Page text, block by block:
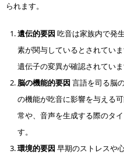
られます。
遺伝的要因 吃音は家族内で発
素が関与しているとされてい
遺伝子の変異が確認されていま
脳の機能的要因 言語を司る脳
の機能が吃音に影響を与える
常や、音声を生成する際のタ
す。
環境的要因 早期のストレスや